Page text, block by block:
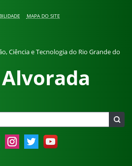
MAPA DO SITE
Ciência e Tecnologia do Rio Grande do
InstagramTwitter YouTube